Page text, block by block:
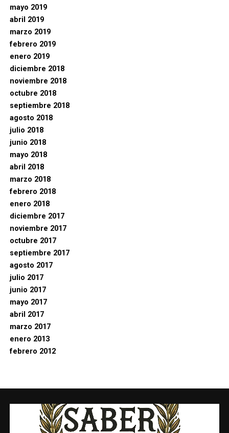
mayo 2019
abril 2019
marzo 2019
febrero 2019
enero 2019
diciembre 2018
noviembre 2018
octubre 2018
septiembre 2018
agosto 2018
julio 2018
junio 2018
mayo 2018
abril 2018
marzo 2018
febrero 2018
enero 2018
diciembre 2017
noviembre 2017
octubre 2017
septiembre 2017
agosto 2017
julio 2017
junio 2017
mayo 2017
abril 2017
marzo 2017
enero 2013
febrero 2012